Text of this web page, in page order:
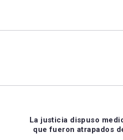
La justicia dispuso
que fueron atrapados